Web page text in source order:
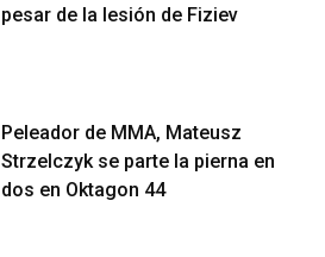
pesar de la lesión de Fiziev
Peleador de MMA, Mateusz
Strzelczyk se parte la pierna en
dos en Oktagon 44